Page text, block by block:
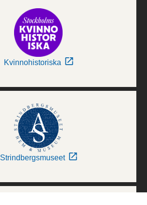
Kvinnohistoriska
Strindbergsmuseet